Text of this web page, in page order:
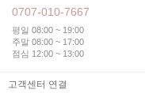
0707-010-7667
평일 08:00 ~ 19:00
주말 08:00 ~ 17:00
점심 12:00 ~ 13:00
고객센터 연결